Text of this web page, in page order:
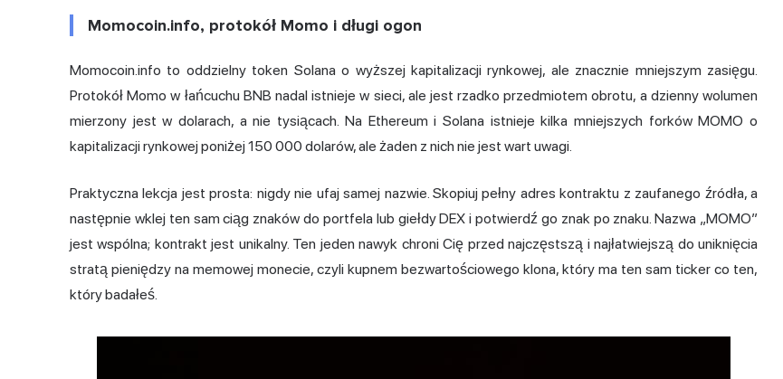
Momocoin.info, protokół Momo i długi ogon
Momocoin.info to oddzielny token Solana o wyższej kapitalizacji rynkowej, ale znacznie mniejszym zasięgu.
Protokół Momo w łańcuchu BNB nadal istnieje w sieci, ale jest rzadko przedmiotem obrotu, a dzienny wolumen
mierzony jest w dolarach, a nie tysiącach. Na Ethereum i Solana istnieje kilka mniejszych forków MOMO o
kapitalizacji rynkowej poniżej 150 000 dolarów, ale żaden z nich nie jest wart uwagi.
Praktyczna lekcja jest prosta: nigdy nie ufaj samej nazwie. Skopiuj pełny adres kontraktu z zaufanego źródła, a
następnie wklej ten sam ciąg znaków do portfela lub giełdy DEX i potwierdź go znak po znaku. Nazwa „MOMO”
jest wspólna; kontrakt jest unikalny. Ten jeden nawyk chroni Cię przed najczęstszą i najłatwiejszą do uniknięcia
stratą pieniędzy na memowej monecie, czyli kupnem bezwartościowego klona, który ma ten sam ticker co ten,
który badałeś.